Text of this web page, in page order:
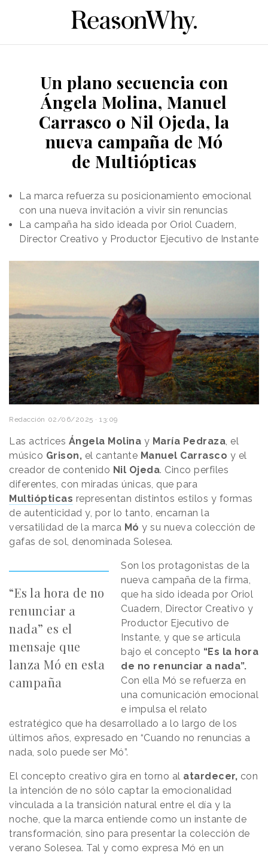
Un plano secuencia con
Ángela Molina, Manuel
Carrasco o Nil Ojeda, la
nueva campaña de Mó
de Multiópticas
La marca refuerza su posicionamiento emocional
con una nueva invitación a vivir sin renuncias
La campaña ha sido ideada por Oriol Cuadern,
Director Creativo y Productor Ejecutivo de Instante
Redacción 02/06/2025 · 13:09
Las actrices Ángela Molina y María Pedraza, el
músico Grison, el cantante Manuel Carrasco y el
creador de contenido Nil Ojeda. Cinco perfiles
diferentes, con miradas únicas, que para
Multiópticas representan distintos estilos y formas
de autenticidad y, por lo tanto, encarnan la
versatilidad de la marca Mó y su nueva colección de
gafas de sol, denominada Solesea.
“Es la hora de no
renunciar a
nada” es el
mensaje que
lanza Mó en esta
campaña
Son los protagonistas de la
nueva campaña de la firma,
que ha sido ideada por Oriol
Cuadern, Director Creativo y
Productor Ejecutivo de
Instante, y que se articula
bajo el concepto “Es la hora
de no renunciar a nada”.
Con ella Mó se refuerza en
una comunicación emocional
e impulsa el relato
estratégico que ha desarrollado a lo largo de los
últimos años, expresado en “Cuando no renuncias a
nada, solo puede ser Mó”.
El concepto creativo gira en torno al atardecer, con
la intención de no sólo captar la emocionalidad
vinculada a la transición natural entre el día y la
noche, que la marca entiende como un instante de
transformación, sino para presentar la colección de
verano Solesea. Tal y como expresa Mó en un